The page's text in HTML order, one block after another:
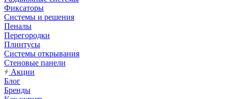
Фиксаторы
Системы и решения
Пеналы
Перегородки
Плинтусы
Системы открывания
Стеновые панели
Акции
Блог
Бренды